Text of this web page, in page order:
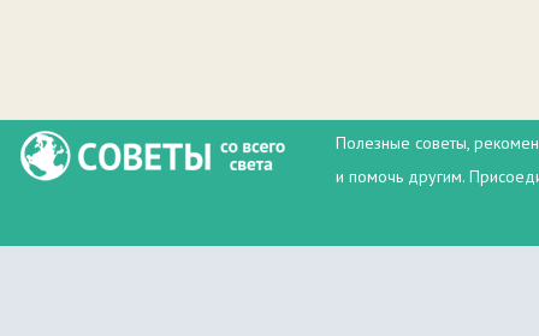
Полезные советы,
и помочь другим.